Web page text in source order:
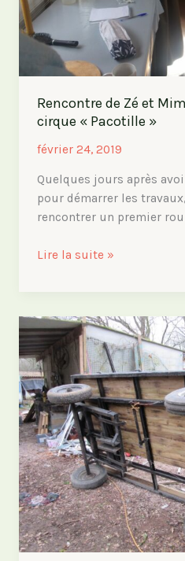
Rencontre de Zé et
cirque « Pacotille »
février 24, 2019
Quelques jours après
pour démarrer les
rencontrer un premier
Rencontre
Mimo,
de
la
troupe
du
cirque
« Pacotille »
Lire la suite »